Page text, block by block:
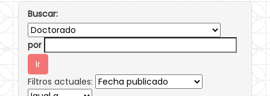
Buscar:
por
Filtros actuales: